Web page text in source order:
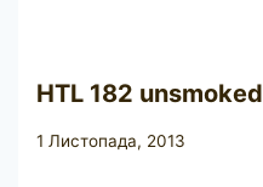
HTL 182 unsmoked
1 Листопада, 2013